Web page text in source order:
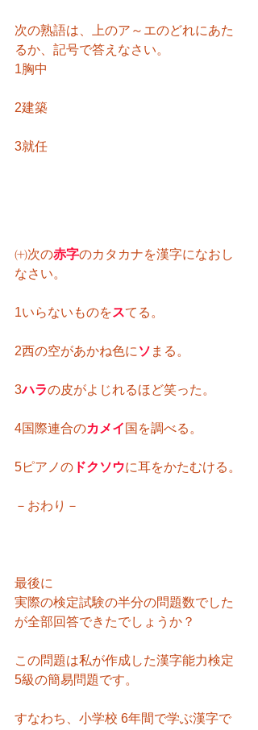
次の熟語は、上のア～エのどれにあた
るか、記号で答えなさい。
1胸中
2建築
3就任
㈩次の赤字のカタカナを漢字になおし
なさい。
1いらないものをスてる。
2西の空があかね色に ソ まる。
3ハラの皮がよじれるほど笑った。
4国際連合のカメイ 国を調べる。
5ピアノの ドクソウに耳をかたむける。
－おわり－
最後に
実際の検定試験の半分の問題数でした
が全部回答できたでしょうか？
この問題は私が作成した漢字能力検定
5級の簡易問題です。
すなわち、小学校 6年間で学ぶ漢字で